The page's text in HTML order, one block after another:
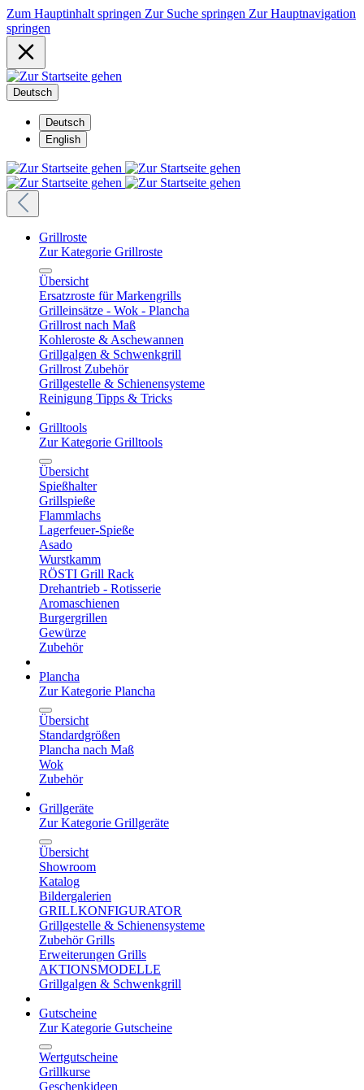
Zum Hauptinhalt springen Zur Suche springen Zur Hauptnavigation
springen
Deutsch
Deutsch
English
Grillroste
Zur Kategorie Grillroste
Übersicht
Ersatzroste für Markengrills
Grilleinsätze - Wok - Plancha
Grillrost nach Maß
Kohleroste & Aschewannen
Grillgalgen & Schwenkgrill
Grillrost Zubehör
Grillgestelle & Schienensysteme
Reinigung Tipps & Tricks
Grilltools
Zur Kategorie Grilltools
Übersicht
Spießhalter
Grillspieße
Flammlachs
Lagerfeuer-Spieße
Asado
Wurstkamm
RÖSTI Grill Rack
Drehantrieb - Rotisserie
Aromaschienen
Burgergrillen
Gewürze
Zubehör
Plancha
Zur Kategorie Plancha
Übersicht
Standardgrößen
Plancha nach Maß
Wok
Zubehör
Grillgeräte
Zur Kategorie Grillgeräte
Übersicht
Showroom
Katalog
Bildergalerien
GRILLKONFIGURATOR
Grillgestelle & Schienensysteme
Zubehör Grills
Erweiterungen Grills
AKTIONSMODELLE
Grillgalgen & Schwenkgrill
Gutscheine
Zur Kategorie Gutscheine
Wertgutscheine
Grillkurse
Geschenkideen